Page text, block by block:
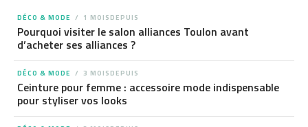
DÉCO & MODE 1 MOISDEPUIS
Pourquoi visiter le salon alliances Toulon avant
d’acheter ses alliances ?
DÉCO & MODE 3 MOISDEPUIS
Ceinture pour femme : accessoire mode indispensable
pour styliser vos looks